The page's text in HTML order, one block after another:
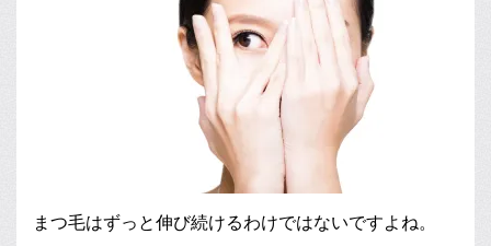
まつ毛はずっと伸び続けるわけではないですよね。